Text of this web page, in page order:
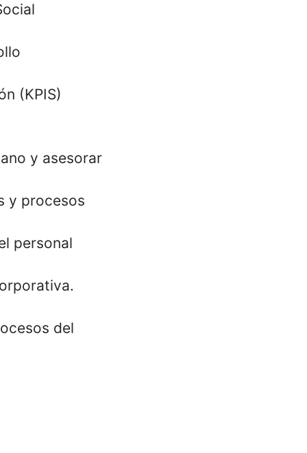
(KPIS)
y asesorar
y procesos
personal
del